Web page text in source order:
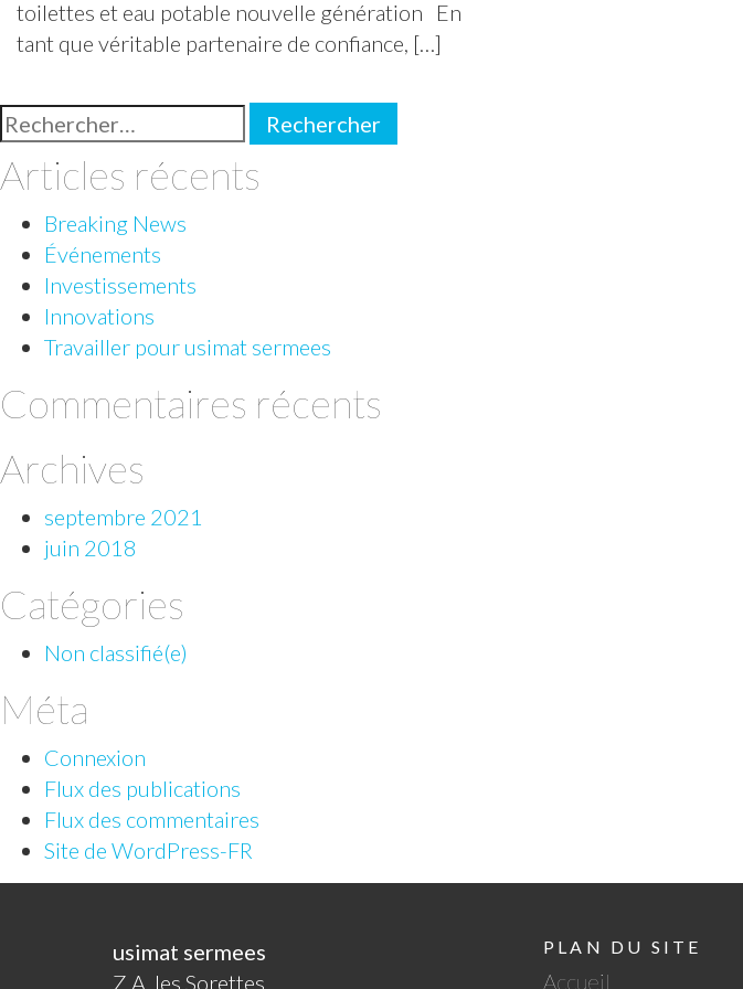
toilettes et eau potable nouvelle génération En
tant que véritable partenaire de confiance, […]
Rechercher :
Articles récents
Breaking News
Événements
Investissements
Innovations
Travailler pour usimat sermees
Commentaires récents
Archives
septembre 2021
juin 2018
Catégories
Non classifié(e)
Méta
Connexion
Flux des publications
Flux des commentaires
Site de WordPress-FR
usimat sermees
Z.A. les Sorettes
PLAN DU SITE
Accueil